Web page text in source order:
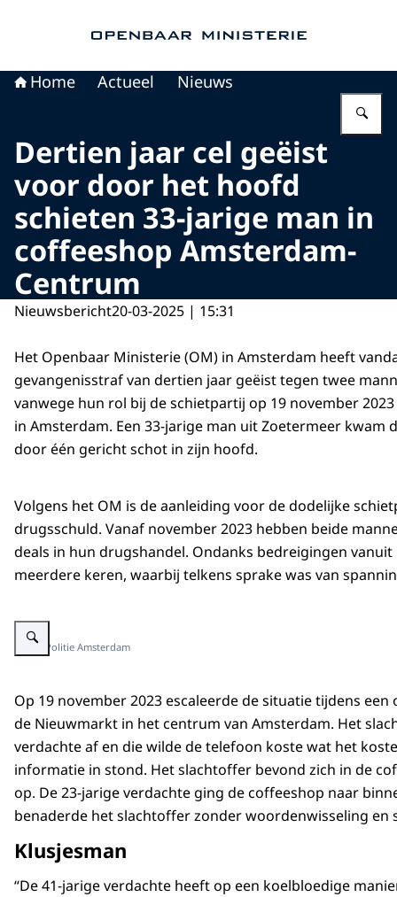
Home Actueel Nieuws
Dertien jaar cel geëist
voor door het hoofd
schieten 33-jarige man in
coffeeshop Amsterdam-
Centrum
Nieuwsbericht20-03-2025 | 15:31
Het Openbaar Ministerie (OM) in Amsterdam heeft
gevangenisstraf van dertien jaar geëist tegen twee
vanwege hun rol bij de schietpartij op 19 november
in Amsterdam. Een 33-jarige man uit Zoetermeer kwam
door één gericht schot in zijn hoofd.
Volgens het OM is de aanleiding voor de dodelijke
drugsschuld. Vanaf november 2023 hebben beide
deals in hun drugshandel. Ondanks bedreigingen
meerdere keren, waarbij telkens sprake was van
Vergroot afbeelding Coffeeshop bij de Nieuwmarkt in Amsterdam-Centrum
Beeld: Politie Amsterdam
Op 19 november 2023 escaleerde de situatie tijdens
de Nieuwmarkt in het centrum van Amsterdam. Het
verdachte af en die wilde de telefoon koste wat het
informatie in stond. Het slachtoffer bevond zich in de
op. De 23-jarige verdachte ging de coffeeshop naar
benaderde het slachtoffer zonder woordenwisseling
Klusjesman
“De 41-jarige verdachte heeft op een koelbloedige